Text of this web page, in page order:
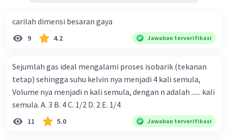
carilah dimensi besaran gaya
9 4.2 Jawaban terverifikasi
Sejumlah gas ideal mengalami proses isobarik (tekanan
tetap) sehingga suhu kelvin nya menjadi 4 kali semula,
Volume nya menjadi n kali semula, dengan n adalah ...... kali
semula. A. 3 B. 4 C. 1/2 D. 2 E. 1/4
11 5.0 Jawaban terverifikasi